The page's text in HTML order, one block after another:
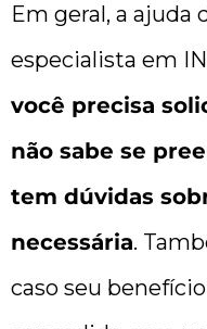
Em geral, a ajuda
especialista em
você precisa
não sabe se
tem dúvidas
necessária.
caso seu